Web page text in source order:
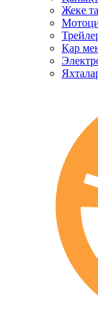
Жеке
Қар